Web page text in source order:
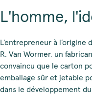
L'homme,
L’entrepreneur à l’origine
R. Van Wormer, un
convaincu que le carton
emballage sûr et jetable
dans le développement